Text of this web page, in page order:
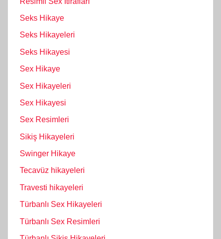
Seks Hikaye
Seks Hikayeleri
Seks Hikayesi
Sex Hikaye
Sex Hikayeleri
Sex Hikayesi
Sex Resimleri
Sikiş Hikayeleri
Swinger Hikaye
Tecavüz hikayeleri
Travesti hikayeleri
Türbanlı Sex Hikayeleri
Türbanlı Sex Resimleri